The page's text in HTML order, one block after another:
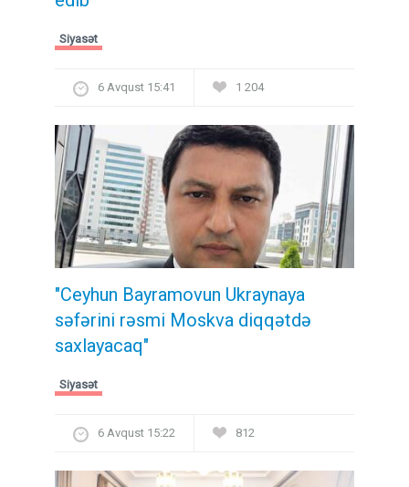
Siyasət
6 Avqust 15:41 1 204
"Ceyhun Bayramovun Ukraynaya
səfərini rəsmi Moskva diqqətdə
saxlayacaq"
Siyasət
6 Avqust 15:22 812